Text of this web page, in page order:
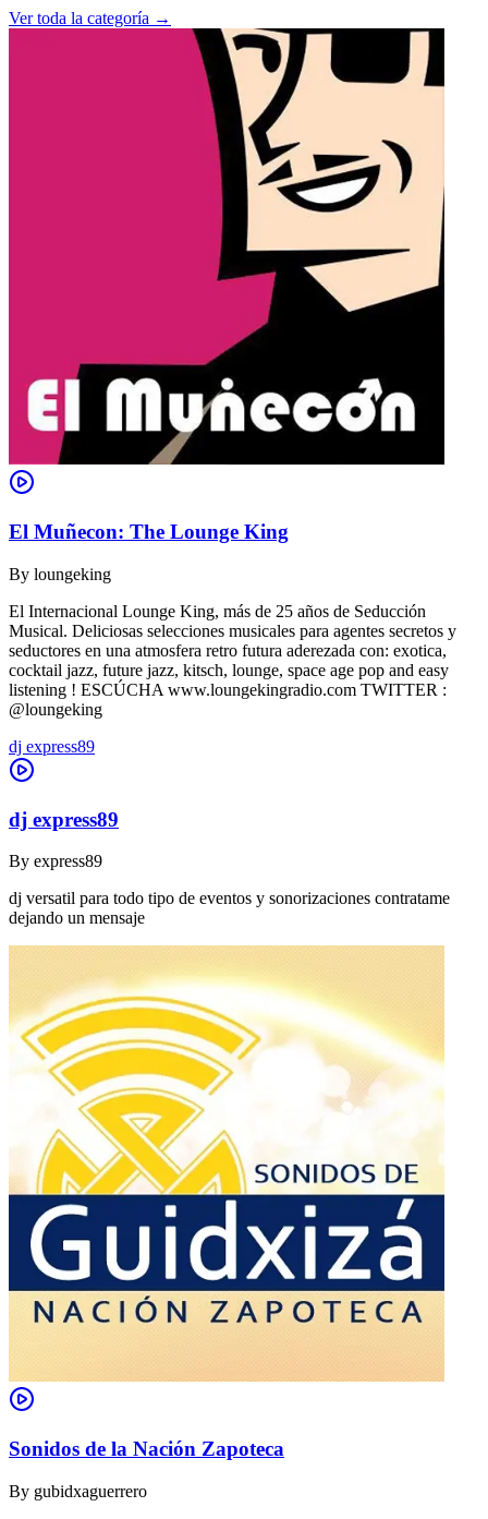
Ver toda la categoría →
El Muñecon: The Lounge King
By loungeking
El Internacional Lounge King, más de 25 años de Seducción
Musical. Deliciosas selecciones musicales para agentes secretos y
seductores en una atmosfera retro futura aderezada con: exotica,
cocktail jazz, future jazz, kitsch, lounge, space age pop and easy
listening ! ESCÚCHA www.loungekingradio.com TWITTER :
@loungeking
dj express89
dj express89
By express89
dj versatil para todo tipo de eventos y sonorizaciones contratame
dejando un mensaje
Sonidos de la Nación Zapoteca
By gubidxaguerrero